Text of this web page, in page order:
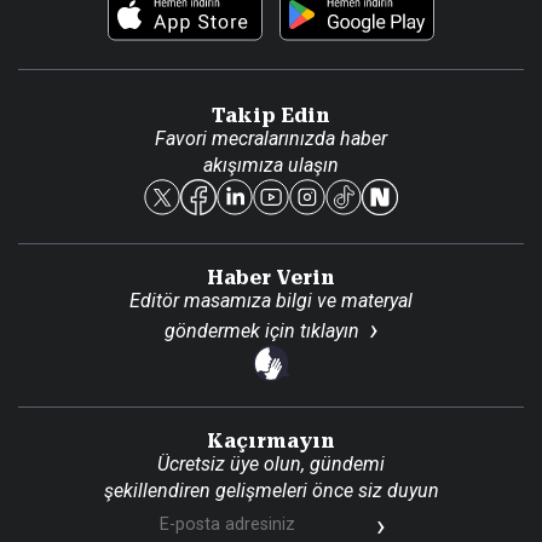
Foto Haber
Künye
Reklam Ver
Takip Edin
Favori mecralarınızda haber
akışımıza ulaşın
Haber Verin
Editör masamıza bilgi ve materyal
göndermek için tıklayın
Kaçırmayın
Ücretsiz üye olun, gündemi
şekillendiren gelişmeleri önce siz duyun